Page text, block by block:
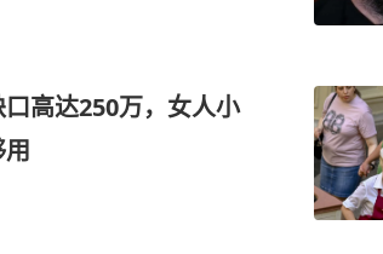
高达250万，女人小